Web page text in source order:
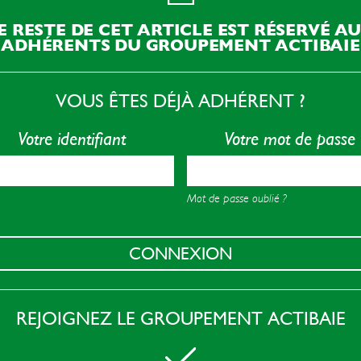
RESTE DE CET ARTICLE EST RÉSERVÉ
ADHÉRENTS DU GROUPEMENT ACTIBAIE
VOUS ÊTES DÉJÀ ADHÉRENT ?
Votre identifiant Votre mot de passe
Mot de passe oublié ?
CONNEXION
REJOIGNEZ LE GROUPEMENT ACTIBAIE